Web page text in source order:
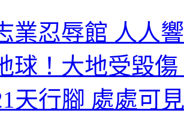
業忍辱館 人人
球！大地受毀
天行腳 處處可